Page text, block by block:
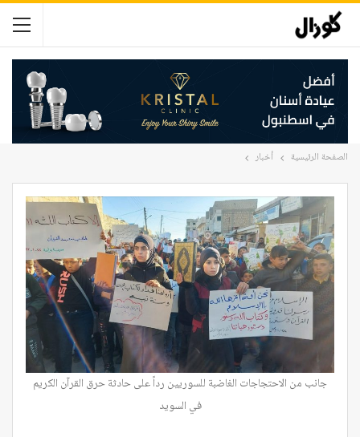
الصفحة الرئيسية أخبار
جانب من الاحتجاجات الغاضبة للسوريين رداً على حادثة حرق القرآن الكريم
في السويد